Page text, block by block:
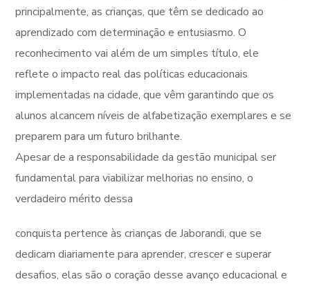
principalmente, as crianças, que têm se dedicado ao
aprendizado com determinação e entusiasmo. O
reconhecimento vai além de um simples título, ele
reflete o impacto real das políticas educacionais
implementadas na cidade, que vêm garantindo que os
alunos alcancem níveis de alfabetização exemplares e se
preparem para um futuro brilhante.
Apesar de a responsabilidade da gestão municipal ser
fundamental para viabilizar melhorias no ensino, o
verdadeiro mérito dessa
conquista pertence às crianças de Jaborandi, que se
dedicam diariamente para aprender, crescer e superar
desafios, elas são o coração desse avanço educacional e